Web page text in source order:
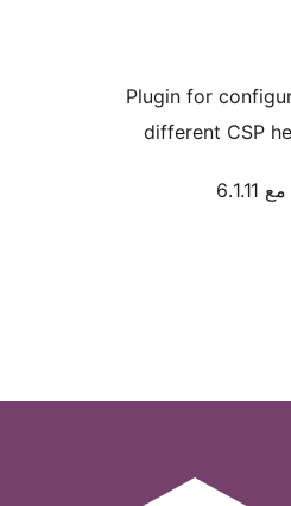
Plugin for
different CSP